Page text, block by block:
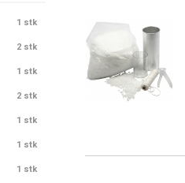
1 stk
2 stk
1 stk
2 stk
1 stk
1 stk
1 stk